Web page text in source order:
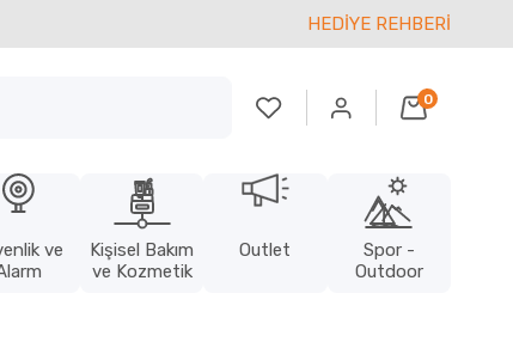
HEDİYE REHBERİ
0
ve
Kişisel Bakım
ve Kozmetik
Outlet
Spor -
Outdoor